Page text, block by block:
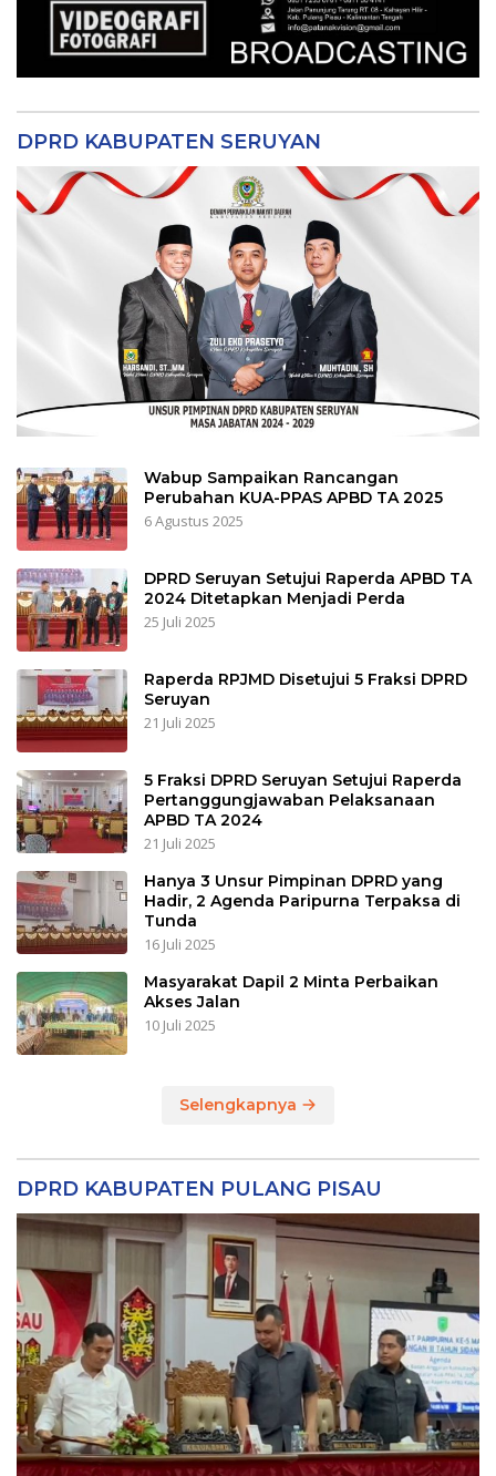
DPRD KABUPATEN SERUYAN
Wabup Sampaikan Rancangan
Perubahan KUA-PPAS APBD TA 2025
6 Agustus 2025
DPRD Seruyan Setujui Raperda APBD TA
2024 Ditetapkan Menjadi Perda
25 Juli 2025
Raperda RPJMD Disetujui 5 Fraksi DPRD
Seruyan
21 Juli 2025
5 Fraksi DPRD Seruyan Setujui Raperda
Pertanggungjawaban Pelaksanaan
APBD TA 2024
21 Juli 2025
Hanya 3 Unsur Pimpinan DPRD yang
Hadir, 2 Agenda Paripurna Terpaksa di
Tunda
16 Juli 2025
Masyarakat Dapil 2 Minta Perbaikan
Akses Jalan
10 Juli 2025
Selengkapnya
DPRD KABUPATEN PULANG PISAU